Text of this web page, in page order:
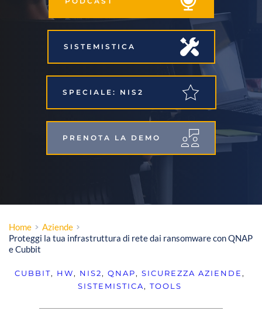
SISTEMISTICA
SPECIALE: NIS2
PRENOTA LA DEMO
Home
Aziende
Proteggi la tua infrastruttura di rete dai ransomware con QNAP
e Cubbit
CUBBIT, HW, NIS2, QNAP, SICUREZZA AZIENDE
SISTEMISTICA, TOOLS